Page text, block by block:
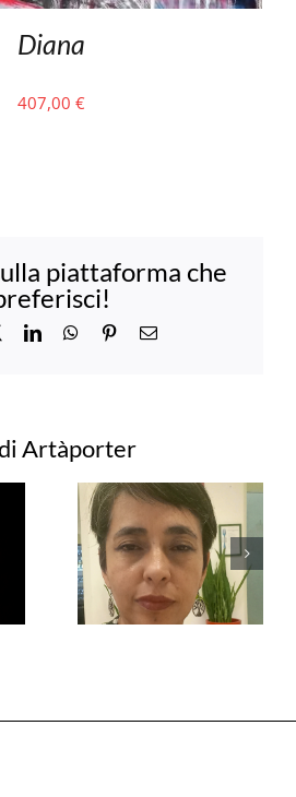
Diana
407,00 €
piattaforma che
LinkedInWhatsApp
PinterestEmail